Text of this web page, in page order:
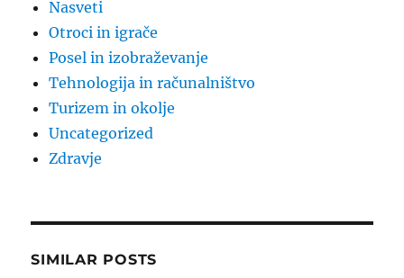
Nasveti
Otroci in igrače
Posel in izobraževanje
Tehnologija in računalništvo
Turizem in okolje
Uncategorized
Zdravje
SIMILAR POSTS